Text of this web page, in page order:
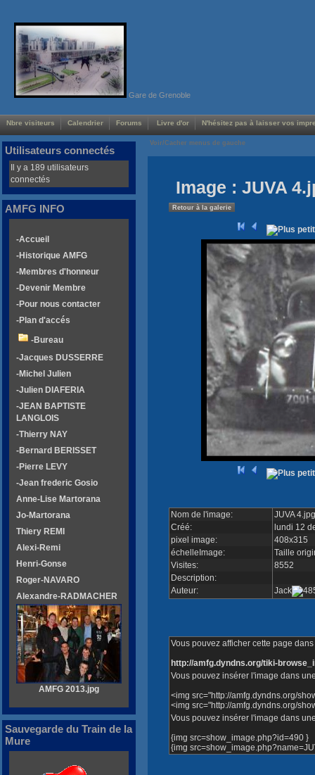
Gare de Grenoble
Nbre visiteurs Calendrier Forums Livre d'or N'hésitez pas à laisser vos
Voir/Cacher menus de gauche
Image : JUVA
Retour à la galerie
Nom de l'image:
JUVA
Créé:
lundi 12
pixel image:
408x315
échelleImage:
Taille
Visites:
8552
Description:
Auteur:
Jack
Vous pouvez afficher cette page
http://amfg.dyndns.org/tiki-
Vous pouvez insérer l'image dans
<img src="http://amfg.dyndns.org/
<img src="http://amfg.dyndns.org/
Vous pouvez insérer l'image dans
{img src=show_image.php?id=490 }
{img
Utilisateurs connectés
Il y a 189 utilisateurs
connectés
AMFG INFO
-Accueil
-Historique AMFG
-Membres d'honneur
-Devenir Membre
-Pour nous contacter
-Plan d'accés
-Bureau
-Jacques DUSSERRE
-Michel Julien
-Julien DIAFERIA
-JEAN BAPTISTE
LANGLOIS
-Thierry NAY
-Bernard BERISSET
-Pierre LEVY
-Jean frederic Gosio
Anne-Lise Martorana
Jo-Martorana
Thiery REMI
Alexi-Remi
Henri-Gonse
Roger-NAVARO
Alexandre-RADMACHER
AMFG 2013.jpg
Sauvegarde du Train de la
Mure